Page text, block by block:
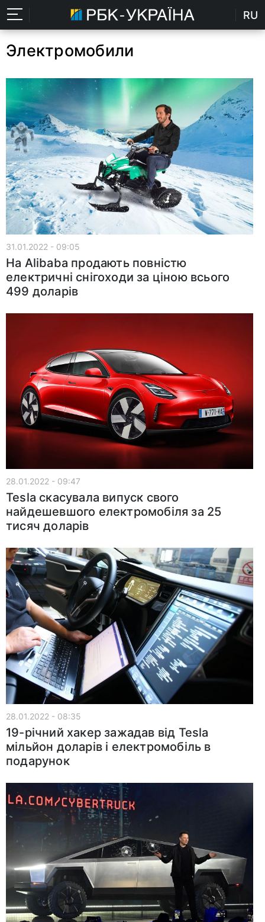
RU
Электромобили
31.01.2022 - 09:05
На Alibaba продають повністю
електричні снігоходи за ціною всього
499 доларів
28.01.2022 - 09:47
Tesla скасувала випуск свого
найдешевшого електромобіля за 25
тисяч доларів
28.01.2022 - 08:35
19-річний хакер зажадав від Tesla
мільйон доларів і електромобіль в
подарунок